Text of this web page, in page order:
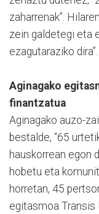
zaharrenak”.
zein galdetegi eta
ezagutaraziko dira”.
Aginagako
finantzatua
Aginagako auzo-
bestalde, “65
hauskorrean egon
hobetu eta
horretan, 45
egitasmoa Transis